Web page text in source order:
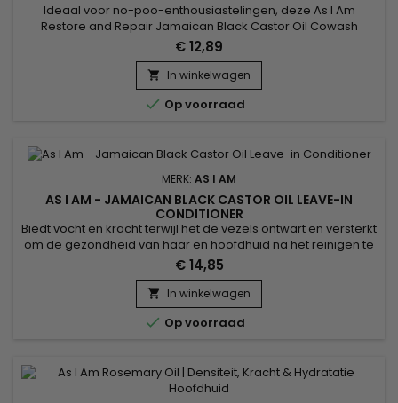
Ideaal voor no-poo-enthousiastelingen, deze As I Am
Restore and Repair Jamaican Black Castor Oil Cowash
reinigende&nbsp; Conditioner met natuurlijke ingrediënten
hydrateert en beschermt je haartypes 3-4, terwijl het residu
verwijdert.
€ 12,89
 In winkelwagen
 Op voorraad
MERK: AS I AM
AS I AM - JAMAICAN BLACK CASTOR OIL LEAVE-IN
CONDITIONER
Biedt vocht en kracht terwijl het de vezels ontwart en versterkt
om de gezondheid van haar en hoofdhuid na het reinigen te
helpen herstellen en herstellen.&nbsp; Vitamine E en
vitamine C werken samen om je haar en hoofdhuid te
voeden en krullen en krullen te ontwarren.&nbsp; Voor het
beste resultaat gebruiken met As I Am JBCO
Shampoo.&nbsp;...
€ 14,85
 In winkelwagen
 Op voorraad